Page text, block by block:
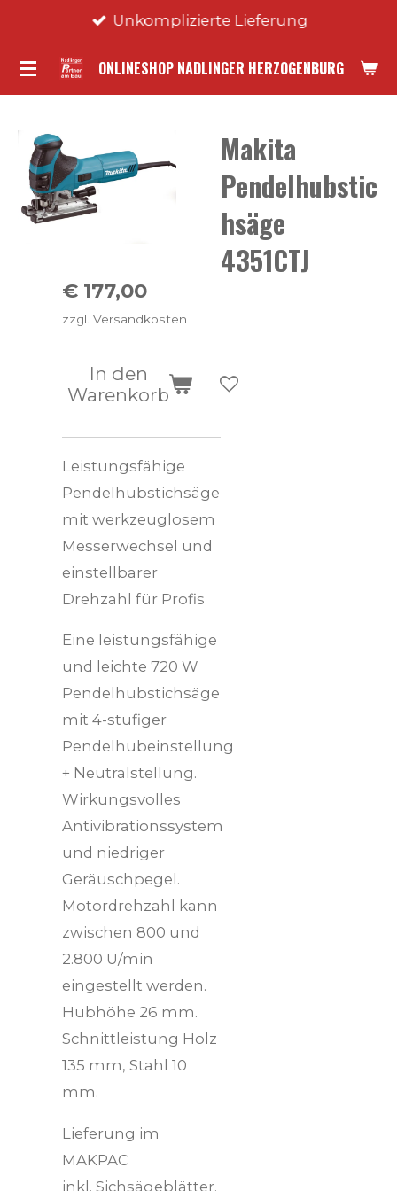
springen
ONLINESHOP NADLINGER HERZOGENBURG
Unkomplizierte Lieferung
Makita
Pendelhubstic
hsäge
4351CTJ
€ 177,00
zzgl. Versandkosten
In den
Warenkorb
Leistungsfähige
Pendelhubstichsäge
mit werkzeuglosem
Messerwechsel und
einstellbarer
Drehzahl für Profis
Eine leistungsfähige
und leichte 720 W
Pendelhubstichsäge
mit 4-stufiger
Pendelhubeinstellung
+ Neutralstellung.
Wirkungsvolles
Antivibrationssystem
und niedriger
Geräuschpegel.
Motordrehzahl kann
zwischen 800 und
2.800 U/min
eingestellt werden.
Hubhöhe 26 mm.
Schnittleistung Holz
135 mm, Stahl 10
mm.
Lieferung im
MAKPAC
inkl. Sichsägeblätter.